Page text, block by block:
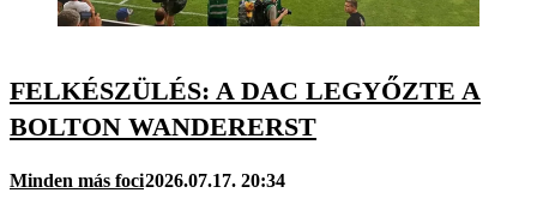
FELKÉSZÜLÉS: A DAC LEGYŐZTE A
BOLTON WANDERERST
Minden más foci2026.07.17. 20:34